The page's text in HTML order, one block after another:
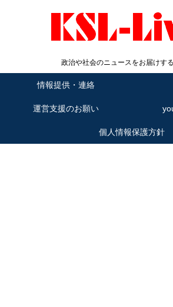
政治や社会のニュースをお届けす
情報提供・連絡
運営支援のお願い
個人情報保護方針